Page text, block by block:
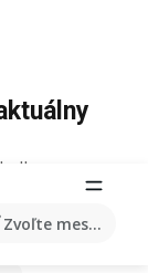
Zvoľte mesto
Lidl
Switch